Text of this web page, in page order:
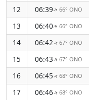
12
06:39↑ 66° ONO
13
06:40↑ 66° ONO
14
06:42↑ 67° ONO
15
06:43↑ 67° ONO
16
06:45↑ 68° ONO
17
06:46↑ 68° ONO